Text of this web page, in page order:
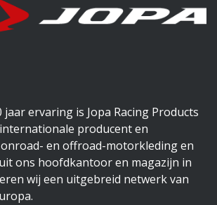
jaar ervaring is Jopa Racing Products
producent en
en offroad-motorkleding en
ons hoofdkantoor en magazijn in
wij een uitgebreid netwerk van